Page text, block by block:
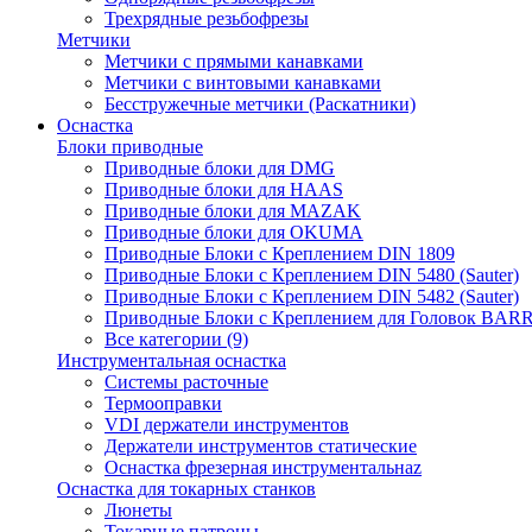
Трехрядные резьбофрезы
Метчики
Метчики с прямыми канавками
Метчики с винтовыми канавками
Бесстружечные метчики (Раскатники)
Оснастка
Блоки приводные
Приводные блоки для DMG
Приводные блоки для HAAS
Приводные блоки для MAZAK
Приводные блоки для OKUMA
Приводные Блоки с Креплением DIN 1809
Приводные Блоки с Креплением DIN 5480 (Sauter)
Приводные Блоки с Креплением DIN 5482 (Sauter)
Приводные Блоки с Креплением для Головок
Все категории (9)
Инструментальная оснастка
Системы расточные
Термооправки
VDI держатели инструментов
Держатели инструментов статические
Оснастка фрезерная инструментальнаz
Оснастка для токарных станков
Люнеты